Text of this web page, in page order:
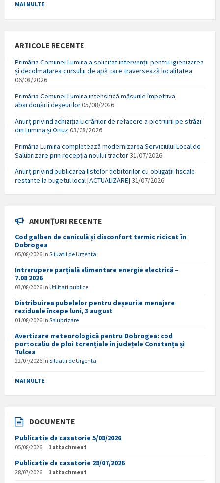
MAI MULTE
ARTICOLE RECENTE
Primăria Comunei Lumina a solicitat intervenții pentru igienizarea
și decolmatarea cursului de apă care traversează localitatea
06/08/2026
Primăria Comunei Lumina intensifică măsurile împotriva
abandonării deșeurilor05/08/2026
Anunț privind achiziția lucrărilor de refacere a pietruirii pe străzi
din Lumina și Oituz03/08/2026
Primăria Lumina completează modernizarea Serviciului Local de
Salubrizare prin recepția noului tractor31/07/2026
Anunț privind publicarea listelor debitorilor cu obligații fiscale
restante la bugetul local [ACTUALIZARE] 31/07/2026
ANUNȚURI RECENTE
Cod galben de caniculă și disconfort termic ridicat în
Dobrogea
05/08/2026 in Situatii de Urgenta
Intrerupere parțială alimentare energie electrică –
7.08.2026
03/08/2026 in Utilitati publice
Distribuirea pubelelor pentru deșeurile menajere
reziduale începe luni, 3 august
01/08/2026 in Salubrizare
Avertizare meteorologică pentru Dobrogea: cod
portocaliu de ploi torențiale în județele Constanța și
Tulcea
22/07/2026 in Situatii de Urgenta
MAI MULTE
DOCUMENTE
Publicatie de casatorie 5/08/2026
05/08/2026 1 attachment
Publicatie de casatorie 28/07/2026
28/07/2026 1 attachment